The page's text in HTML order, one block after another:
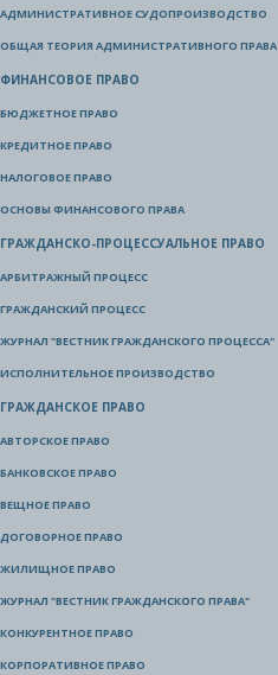
АДМИНИСТРАТИВНОЕ СУДОПРОИЗВОДСТВО
ОБЩАЯ ТЕОРИЯ АДМИНИСТРАТИВНОГО ПРАВА
ФИНАНСОВОЕ ПРАВО
БЮДЖЕТНОЕ ПРАВО
КРЕДИТНОЕ ПРАВО
НАЛОГОВОЕ ПРАВО
ОСНОВЫ ФИНАНСОВОГО ПРАВА
ГРАЖДАНСКО-ПРОЦЕССУАЛЬНОЕ ПРАВО
АРБИТРАЖНЫЙ ПРОЦЕСС
ГРАЖДАНСКИЙ ПРОЦЕСС
ЖУРНАЛ "ВЕСТНИК ГРАЖДАНСКОГО ПРОЦЕССА"
ИСПОЛНИТЕЛЬНОЕ ПРОИЗВОДСТВО
ГРАЖДАНСКОЕ ПРАВО
АВТОРСКОЕ ПРАВО
БАНКОВСКОЕ ПРАВО
ВЕЩНОЕ ПРАВО
ДОГОВОРНОЕ ПРАВО
ЖИЛИЩНОЕ ПРАВО
ЖУРНАЛ "ВЕСТНИК ГРАЖДАНСКОГО ПРАВА"
КОНКУРЕНТНОЕ ПРАВО
КОРПОРАТИВНОЕ ПРАВО